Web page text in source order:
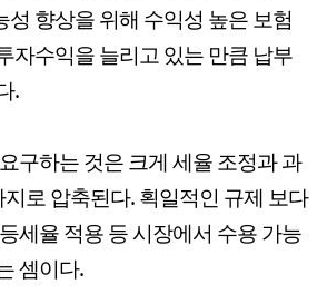
향상을 위해 수익성 높은 보험
자수익을 늘리고 있는 만큼 납부
.
구하는 것은 크게 세율 조정과 과
로 압축된다. 획일적인 규제 보다
세율 적용 등 시장에서 수용 가능
셈이다.